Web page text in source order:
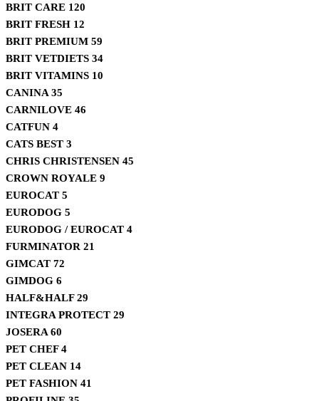
BRIT CARE 120
BRIT FRESH 12
BRIT PREMIUM 59
BRIT VETDIETS 34
BRIT VITAMINS 10
CANINA 35
CARNILOVE 46
CATFUN 4
CATS BEST 3
CHRIS CHRISTENSEN 45
CROWN ROYALE 9
EUROCAT 5
EURODOG 5
EURODOG / EUROCAT 4
FURMINATOR 21
GIMCAT 72
GIMDOG 6
HALF&HALF29
INTEGRA PROTECT 29
JOSERA 60
PET CHEF4
PET CLEAN 14
PET FASHION 41